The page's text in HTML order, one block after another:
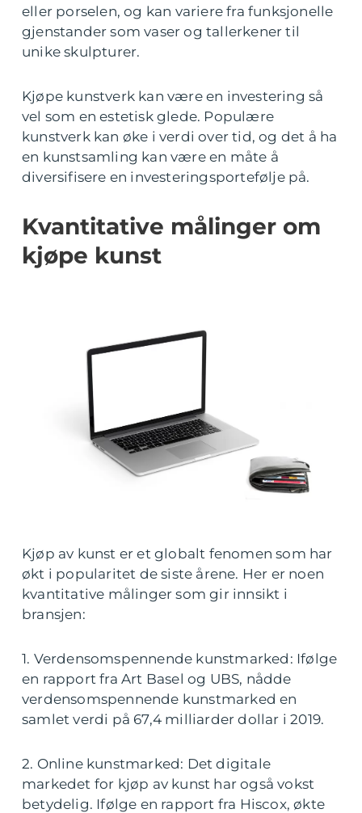
eller porselen, og kan variere fra funksjonelle
gjenstander som vaser og tallerkener til
unike skulpturer.
Kjøpe kunstverk kan være en investering så
vel som en estetisk glede. Populære
kunstverk kan øke i verdi over tid, og det å ha
en kunstsamling kan være en måte å
diversifisere en investeringsportefølje på.
Kvantitative målinger om
kjøpe kunst
Kjøp av kunst er et globalt fenomen som har
økt i popularitet de siste årene. Her er noen
kvantitative målinger som gir innsikt i
bransjen:
1. Verdensomspennende kunstmarked: Ifølge
en rapport fra Art Basel og UBS, nådde
verdensomspennende kunstmarked en
samlet verdi på 67,4 milliarder dollar i 2019.
2. Online kunstmarked: Det digitale
markedet for kjøp av kunst har også vokst
betydelig. Ifølge en rapport fra Hiscox, økte